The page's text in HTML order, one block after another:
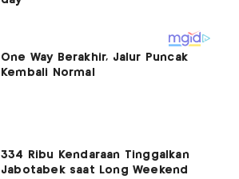
One Way Berakhir, Jalur Puncak
Kembali Normal
334 Ribu Kendaraan Tinggalkan
Jabotabek saat Long Weekend